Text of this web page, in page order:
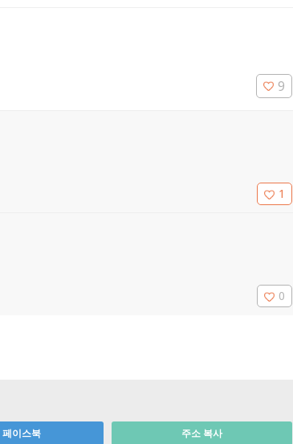
9
1
0
페이스북 주소 복사